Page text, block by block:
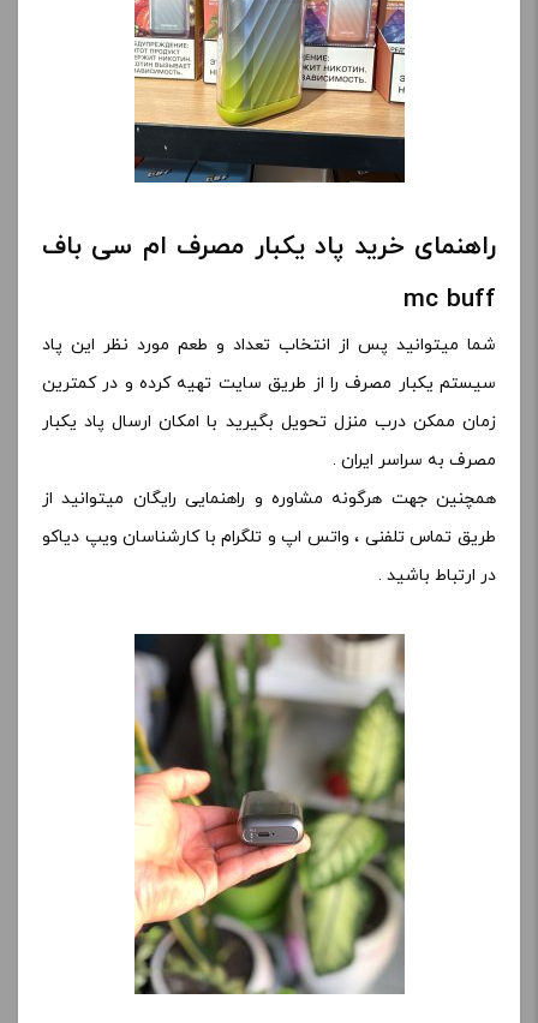
راهنمای خرید پاد یکبار مصرف ام سی باف
mc buff
شما میتوانید پس از انتخاب تعداد و طعم مورد نظر این پاد
سیستم یکبار مصرف را از طریق سایت تهیه کرده و در کمترین
زمان ممکن درب منزل تحویل بگیرید با امکان ارسال پاد یکبار
مصرف به سراسر ایران .
همچنین جهت هرگونه مشاوره و راهنمایی رایگان میتوانید از
طریق تماس تلفنی ، واتس اپ و تلگرام با کارشناسان ویپ دیاکو
در ارتباط باشید .